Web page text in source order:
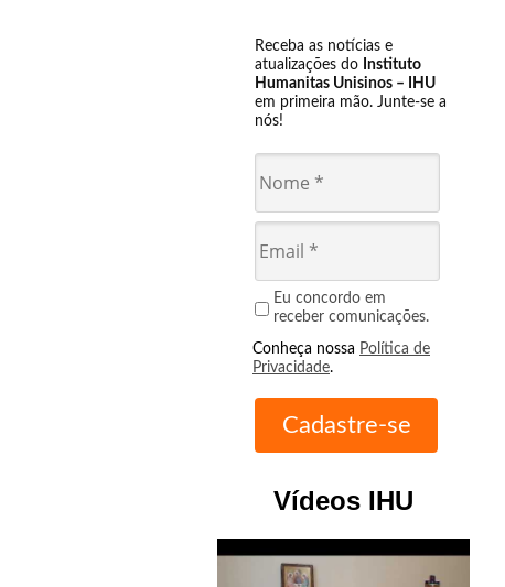
Receba as notícias e
atualizações do Instituto
Humanitas Unisinos – IHU
em primeira mão. Junte-se a
nós!
Eu concordo em
receber comunicações.
Conheça nossa Política de
Privacidade.
Vídeos IHU